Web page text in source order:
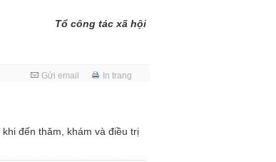
Tổ công tác xã hội
Gửi email In trang
đến thăm, khám và điều trị